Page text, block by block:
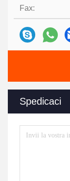
Fax:
Spedicaci